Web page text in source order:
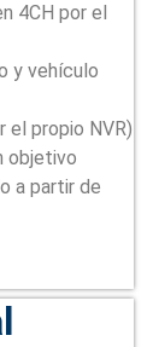
4CH por el
y vehículo
el propio NVR)
objetivo
a partir de